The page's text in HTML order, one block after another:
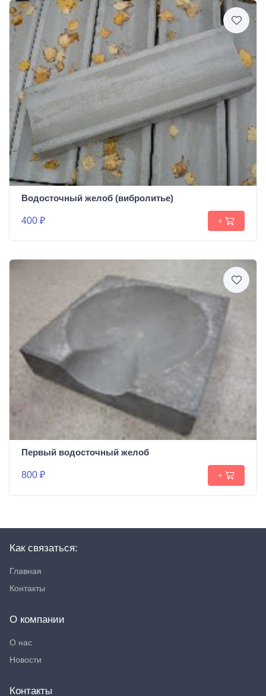
Водосточный желоб (вибролитье)
400 ₽ +
Первый водосточный желоб
800 ₽ +
Как связаться:
Главная
Контакты
О компании
О нас
Новости
Контакты